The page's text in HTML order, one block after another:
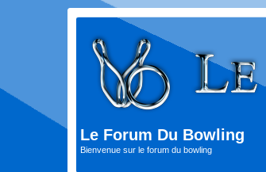
Le Forum Du Bowling
Bienvenue sur le forum du bowling